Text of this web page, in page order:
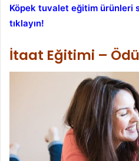
Köpek tuvalet eğitim ürünleri
tıklayın!
İtaat Eğitimi –